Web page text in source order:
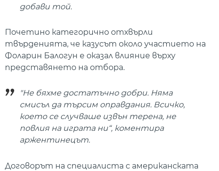
добави той.
Почетино категорично отхвърли
твърденията, че казусът около участието на
Фоларин Балогун е оказал влияние върху
представянето на отбора.
"Не бяхме достатъчно добри. Няма
смисъл да търсим оправдания. Всичко,
което се случваше извън терена, не
повлия на играта ни“, коментира
аржентинецът.
Договорът на специалиста с американската